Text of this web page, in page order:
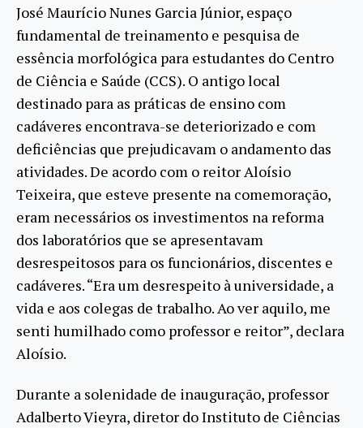
José Maurício Nunes Garcia Júnior, espaço
fundamental de treinamento e pesquisa de
essência morfológica para estudantes do Centro
de Ciência e Saúde (CCS). O antigo local
destinado para as práticas de ensino com
cadáveres encontrava-se deteriorizado e com
deficiências que prejudicavam o andamento das
atividades. De acordo com o reitor Aloísio
Teixeira, que esteve presente na comemoração,
eram necessários os investimentos na reforma
dos laboratórios que se apresentavam
desrespeitosos para os funcionários, discentes e
cadáveres. “Era um desrespeito à universidade, a
vida e aos colegas de trabalho. Ao ver aquilo, me
senti humilhado como professor e reitor”, declara
Aloísio.
Durante a solenidade de inauguração, professor
Adalberto Vieyra, diretor do Instituto de Ciências